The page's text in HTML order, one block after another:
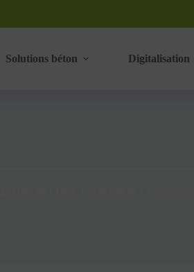
Solutions béton Digitalisation